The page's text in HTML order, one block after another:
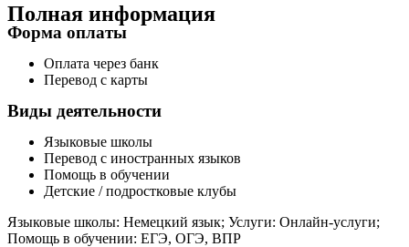
Полная информация
Форма оплаты
Оплата через банк
Перевод с карты
Виды деятельности
Языковые школы
Перевод с иностранных языков
Помощь в обучении
Детские / подростковые клубы
Языковые школы: Немецкий язык; Услуги: Онлайн-услуги;
Помощь в обучении: ЕГЭ, ОГЭ, ВПР